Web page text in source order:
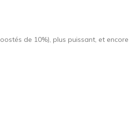
de 10%), plus puissant, et